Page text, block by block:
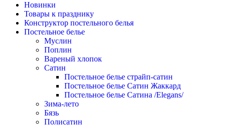
Новинки
Товары к празднику
Конструктор постельного белья
Постельное белье
Муслин
Поплин
Вареный хлопок
Сатин
Постельное белье страйп-сатин
Постельное белье Сатин Жаккард
Постельное белье Сатина /Elegans/
Зима-лето
Бязь
Полисатин